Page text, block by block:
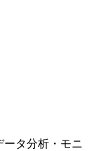
ータ分析・モニ